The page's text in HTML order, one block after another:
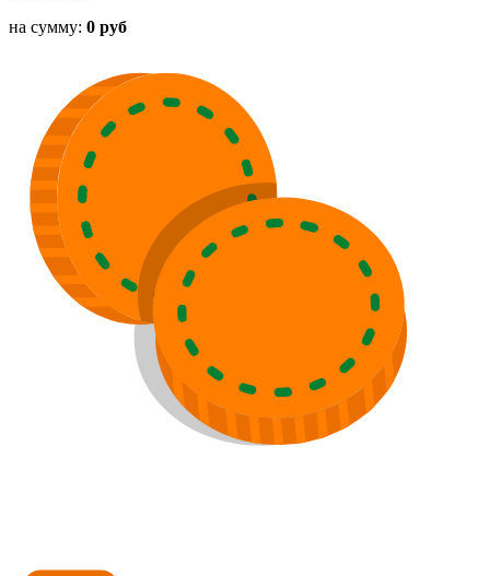
на сумму: 0 руб